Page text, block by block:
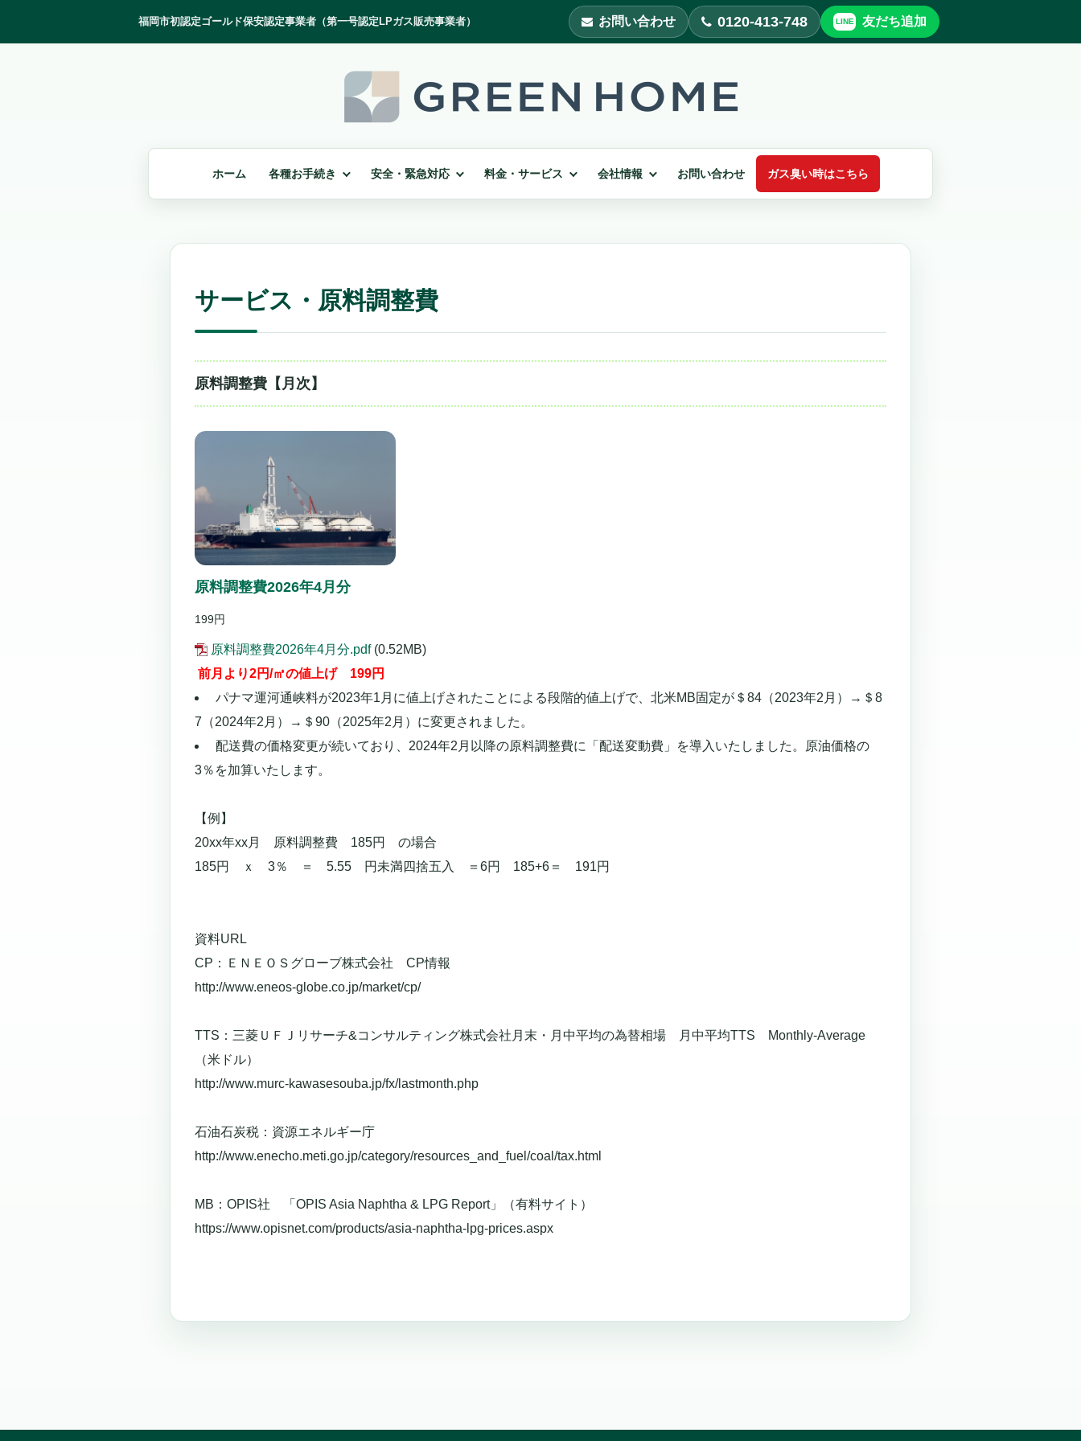
お問い合わせ 0120-413-748 友だち追加
ホーム 各種お手続き 安全・緊急対応 料金・サービス 会社情報 お問い合わせ ガス臭い時はこちら
サービス・原料調整費
原料調整費【月次】
原料調整費2026年4月分
199円
原料調整費2026年4月分.pdf(0.52MB)
前月より2円/㎥の値上げ 199円
パナマ運河通峡料が2023年1月に値上げされたことによる段階的値上げで、北米MB固定が＄84（2023年2月）→＄8
7（2024年2月）→＄90（2025年2月）に変更されました。
配送費の価格変更が続いており、2024年2月以降の原料調整費に「配送変動費」を導入いたしました。
原油価格の
3％を加算いたします。
【例】
20xx年xx月 原料調整費 185円 の場合
185円 ｘ 3％ ＝ 5.55 円未満四捨五入 ＝6円 185+6＝ 191円
資料URL
CP：ＥＮＥＯＳグローブ株式会社 CP情報
http://www.eneos-globe.co.jp/market/cp/
TTS：三菱ＵＦＪリサーチ&コンサルティング株式会社月末・月中平均の為替相場 月中平均TTS Monthly-Average
（米ドル）
http://www.murc-kawasesouba.jp/fx/lastmonth.php
石油石炭税：資源エネルギー庁
http://www.enecho.meti.go.jp/category/resources_and_fuel/coal/tax.html
MB：OPIS社 「OPIS Asia Naphtha & LPG Report」（有料サイト）
https://www.opisnet.com/products/asia-naphtha-lpg-prices.aspx